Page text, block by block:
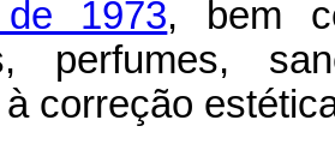
1973, bem
perfumes,
correção